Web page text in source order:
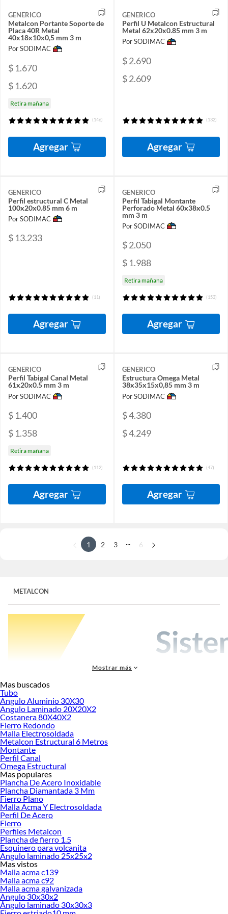
GENERICO
Metalcon Portante Soporte de
Placa 40R Metal
40x18x10x0,5 mm 3 m
Por SODIMAC
$ 1.670
$ 1.620
Retira mañana
(146)
Agregar
GENERICO
Perfil U Metalcon Estructural
Metal 62x20x0.85 mm 3 m
Por SODIMAC
$ 2.690
$ 2.609
(132)
Agregar
GENERICO
Perfil estructural C Metal
100x20x0.85 mm 6 m
Por SODIMAC
$ 13.233
(11)
Agregar
GENERICO
Perfil Tabigal Montante
Perforado Metal 60x38x0.5
mm 3 m
Por SODIMAC
$ 2.050
$ 1.988
Retira mañana
(153)
Agregar
GENERICO
Perfil Tabigal Canal Metal
61x20x0.5 mm 3 m
Por SODIMAC
$ 1.400
$ 1.358
Retira mañana
(112)
Agregar
GENERICO
Estructura Omega Metal
38x35x15x0,85 mm 3 m
Por SODIMAC
$ 4.380
$ 4.249
(47)
Agregar
1 2 3 6
METALCON
Losperfiles Metalconson elementos estructurales de acero galvanizado
conformado en frío, utilizados en sistemas de construcción liviana para
tabiques, cielos y estructuras metálicas. Son una excelente opción para fijar
paneles de yeso, madera u otros materiales si estás utilizando el sistema de
construcción en seco para armar muros de interiores, cielorrasos y otro tipo de
estructuras, como construir estanterías metálicas, conformar el esqueleto de
obras de arte o crear novedosos diseños de muebles.
Encuentra todo lo que necesitas en
ti y para tus proyectos junto a Sodimac - Homecenter y entrégale resistencia y
durabilidad a tu obra. ¡Qué esperas para visitarnos! ¡Te esperamos!
¿Qué son los perfiles Metalcon Vulcometal?
Losperfiles Metalcon
estructurales fabricados en acero galvanizado conformado en frío. Este sistema
constructivo se ha consolidado como una alternativa moderna, eficiente y
versátil frente a materiales tradicionales como la madera o el hormigón. Su
principal característica es la ligereza combinada con alta resistencia, lo que
permite construir estructuras sólidas sin aumentar el peso total del proyecto.
Soluciones que ofrecen en construcción liviana
Mostrar más
Mas buscados
Tubo
Angulo Aluminio 30X30
Angulo Laminado 20X20X2
Costanera 80X40X2
Fierro Redondo
Malla Electrosoldada
Metalcon Estructural 6 Metros
Montante
Perfil Canal
Omega Estructural
Mas populares
Plancha De Acero Inoxidable
Plancha Diamantada 3 Mm
Fierro Plano
Malla Acma Y Electrosoldada
Perfil De Acero
Fierro
Perfiles Metalcon
Plancha de fierro 1.5
Esquinero para volcanita
Angulo laminado 25x25x2
Mas vistos
Malla acma c139
Malla acma c92
Malla acma galvanizada
Angulo 30x30x2
Ángulo laminado 30x30x3